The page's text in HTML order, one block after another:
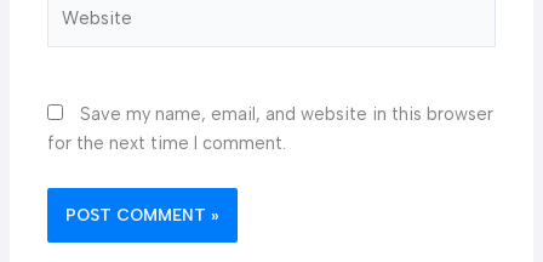
Save my name, email, and website in this browser
for the next time I comment.